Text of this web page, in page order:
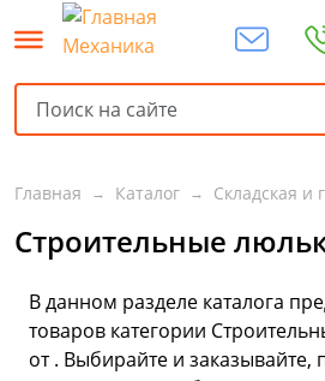
Главная Каталог Складская и
Строительные
В данном разделе каталога
товаров категории
от . Выбирайте и заказывайте,